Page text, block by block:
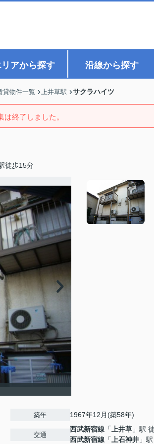
リアから探す 沿線から探す
貸物件一覧 上井草駅 サクラハイツ
は終了しました。
徒歩15分
築年 1967年12月(築58年)
交通
西武新宿線 「 上井草 」駅
西武新宿線 「 上石神井 」